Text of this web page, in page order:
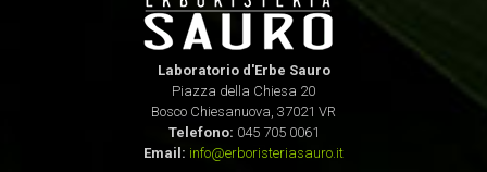
Laboratorio d'Erbe Sauro
Piazza della Chiesa 20
Bosco Chiesanuova, 37021 VR
Telefono: 045 705 0061
Email: info@erboristeriasauro.it